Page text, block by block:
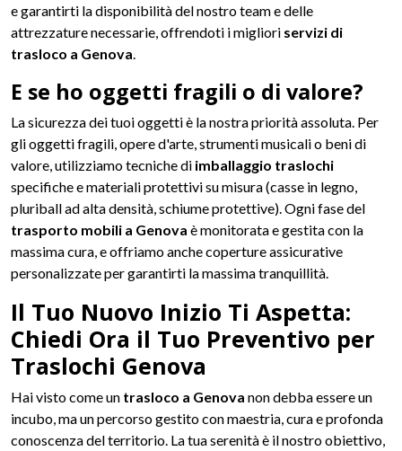
e garantirti la disponibilità del nostro team e delle
attrezzature necessarie, offrendoti i migliori servizi di
trasloco a Genova.
E se ho oggetti fragili o di valore?
La sicurezza dei tuoi oggetti è la nostra priorità assoluta. Per
gli oggetti fragili, opere d'arte, strumenti musicali o beni di
valore, utilizziamo tecniche di imballaggio traslochi
specifiche e materiali protettivi su misura (casse in legno,
pluriball ad alta densità, schiume protettive). Ogni fase del
trasporto mobili a Genova è monitorata e gestita con la
massima cura, e offriamo anche coperture assicurative
personalizzate per garantirti la massima tranquillità.
Il Tuo Nuovo Inizio Ti Aspetta:
Chiedi Ora il Tuo Preventivo per
Traslochi Genova
Hai visto come un trasloco a Genova non debba essere un
incubo, ma un percorso gestito con maestria, cura e profonda
conoscenza del territorio. La tua serenità è il nostro obiettivo,